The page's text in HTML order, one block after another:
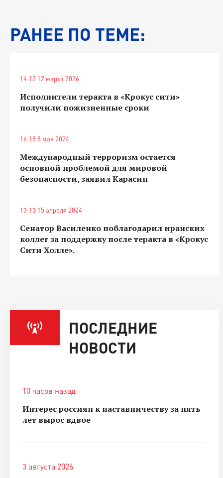
РАНЕЕ ПО ТЕМЕ:
14:12 12 марта 2026
Исполнители теракта в «Крокус сити»
получили пожизненные сроки
16:18 8 мая 2024
Международный терроризм остается
основной проблемой для мировой
безопасности, заявил Карасин
13:13 15 апреля 2024
Сенатор Василенко поблагодарил иранских
коллег за поддержку после теракта в «Крокус
Сити Холле».
ПОСЛЕДНИЕ
НОВОСТИ
10 часов назад
Интерес россиян к наставничеству за пять
лет вырос вдвое
3 августа 2026